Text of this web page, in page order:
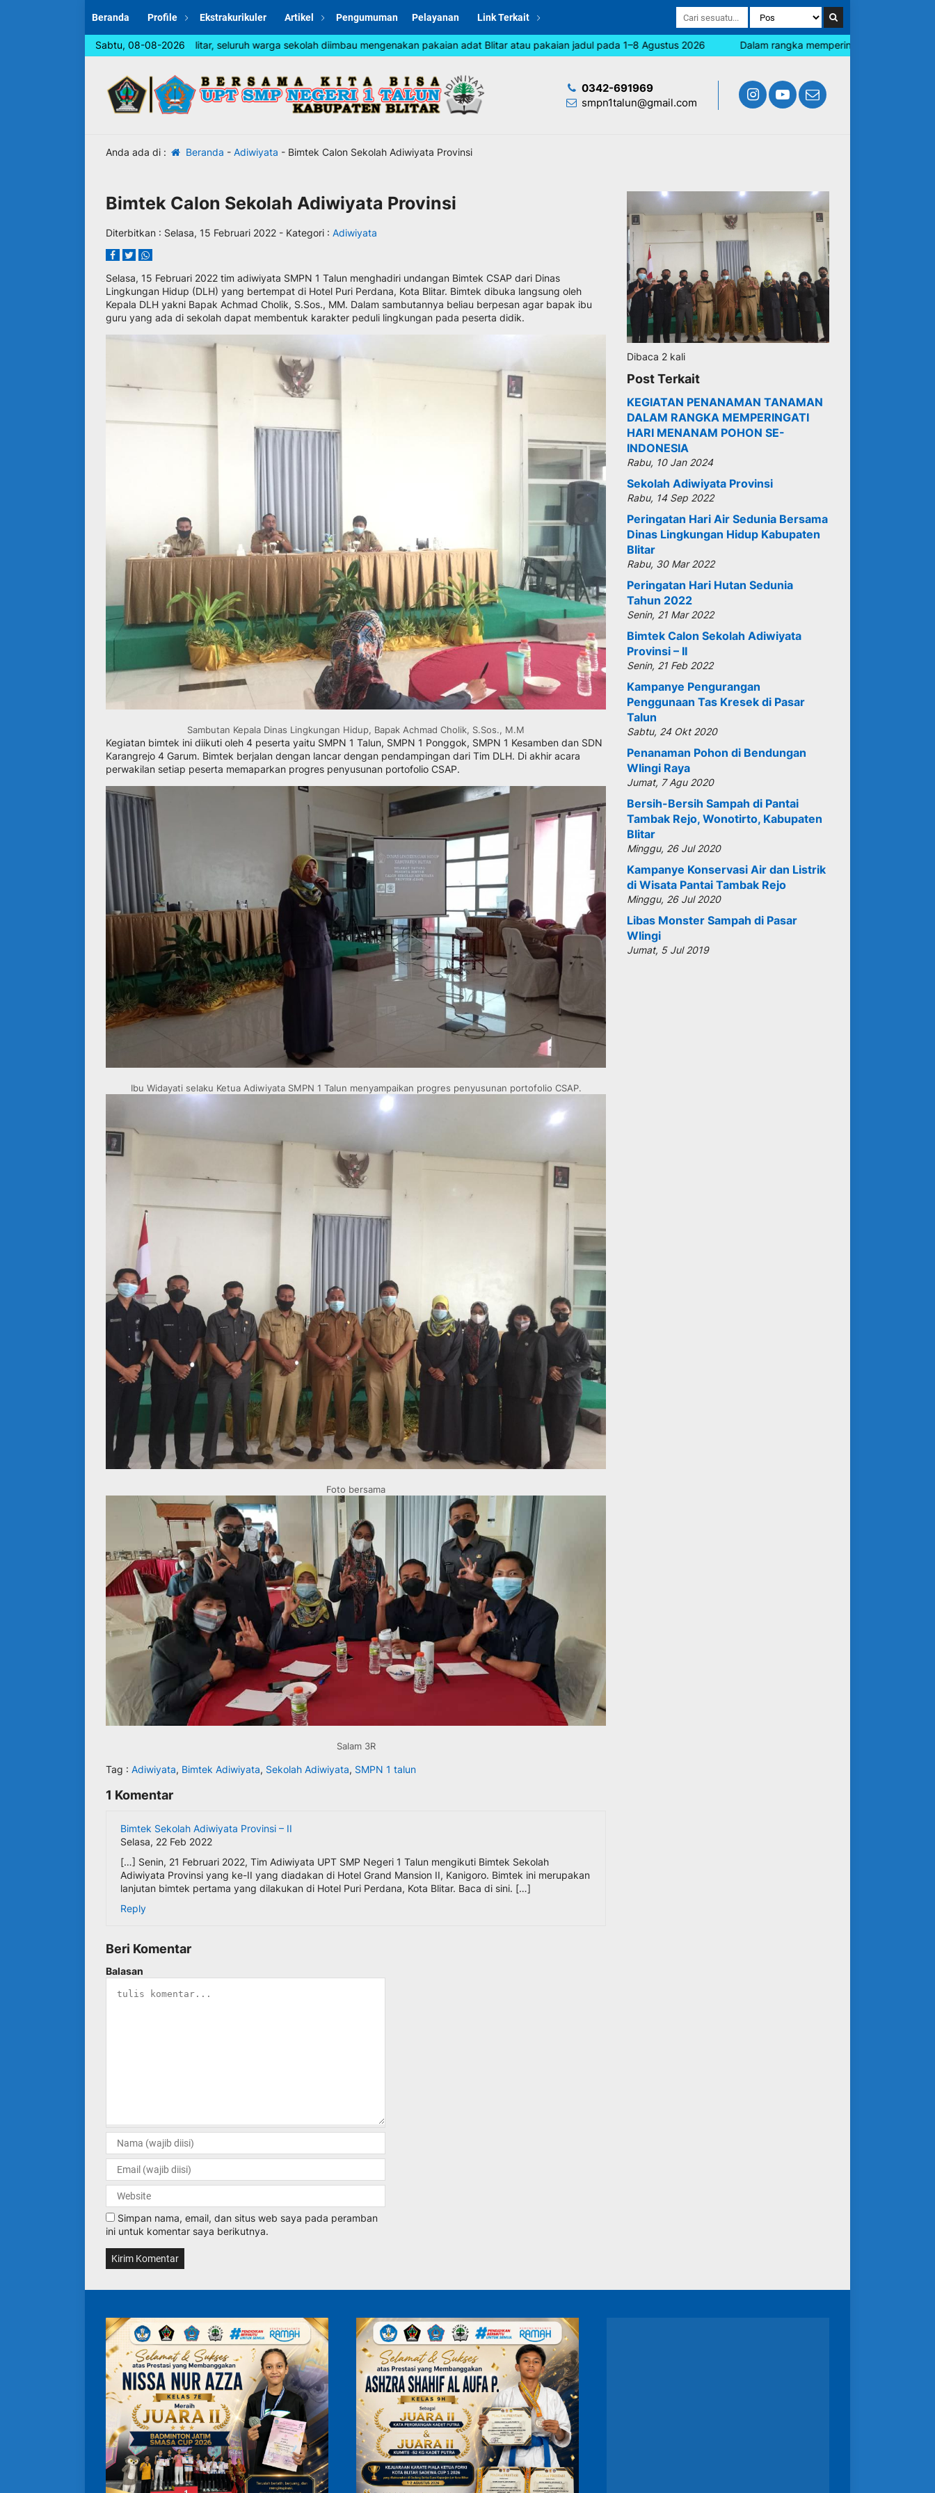
Beranda Profile Ekstrakurikuler Artikel Pengumuman Pelayanan Link Terkait
Sabtu, 08-08-2026
memperingati Hari Jadi Blitar, seluruh warga sekolah diimbau mengenakan pakaian adat Blitar atau pakaian jadul pada 1–8 Agustus 2026 Dalam rangka memperingati Hari Jadi Blitar, seluruh
0342-691969
smpn1talun@gmail.com
Anda ada di : Beranda - Adiwiyata - Bimtek Calon Sekolah Adiwiyata Provinsi
Bimtek Calon Sekolah Adiwiyata Provinsi
Diterbitkan : Selasa, 15 Februari 2022 - Kategori : Adiwiyata
Selasa, 15 Februari 2022 tim adiwiyata SMPN 1 Talun menghadiri undangan Bimtek CSAP dari Dinas
Lingkungan Hidup (DLH) yang bertempat di Hotel Puri Perdana, Kota Blitar. Bimtek dibuka langsung oleh
Kepala DLH yakni Bapak Achmad Cholik, S.Sos., MM. Dalam sambutannya beliau berpesan agar bapak ibu
guru yang ada di sekolah dapat membentuk karakter peduli lingkungan pada peserta didik.
Sambutan Kepala Dinas Lingkungan Hidup, Bapak Achmad Cholik, S.Sos., M.M
Kegiatan bimtek ini diikuti oleh 4 peserta yaitu SMPN 1 Talun, SMPN 1 Ponggok, SMPN 1 Kesamben dan SDN
Karangrejo 4 Garum. Bimtek berjalan dengan lancar dengan pendampingan dari Tim DLH. Di akhir acara
perwakilan setiap peserta memaparkan progres penyusunan portofolio CSAP.
Ibu Widayati selaku Ketua Adiwiyata SMPN 1 Talun menyampaikan progres penyusunan portofolio CSAP.
Foto bersama
Salam 3R
Tag : Adiwiyata, Bimtek Adiwiyata, Sekolah Adiwiyata, SMPN 1 talun
1 Komentar
Bimtek Sekolah Adiwiyata Provinsi – II
Selasa, 22 Feb 2022
[…] Senin, 21 Februari 2022, Tim Adiwiyata UPT SMP Negeri 1 Talun mengikuti Bimtek Sekolah
Adiwiyata Provinsi yang ke-II yang diadakan di Hotel Grand Mansion II, Kanigoro. Bimtek ini merupakan
lanjutan bimtek pertama yang dilakukan di Hotel Puri Perdana, Kota Blitar. Baca di sini. […]
Reply
Beri Komentar
Balasan
Simpan nama, email, dan situs web saya pada peramban
ini untuk komentar saya berikutnya.
Dibaca 2 kali
Post Terkait
KEGIATAN PENANAMAN TANAMAN
DALAM RANGKA MEMPERINGATI
HARI MENANAM POHON SE-
INDONESIA
Rabu, 10 Jan 2024
Sekolah Adiwiyata Provinsi
Rabu, 14 Sep 2022
Peringatan Hari Air Sedunia Bersama
Dinas Lingkungan Hidup Kabupaten
Blitar
Rabu, 30 Mar 2022
Peringatan Hari Hutan Sedunia
Tahun 2022
Senin, 21 Mar 2022
Bimtek Calon Sekolah Adiwiyata
Provinsi – II
Senin, 21 Feb 2022
Kampanye Pengurangan
Penggunaan Tas Kresek di Pasar
Talun
Sabtu, 24 Okt 2020
Penanaman Pohon di Bendungan
Wlingi Raya
Jumat, 7 Agu 2020
Bersih-Bersih Sampah di Pantai
Tambak Rejo, Wonotirto, Kabupaten
Blitar
Minggu, 26 Jul 2020
Kampanye Konservasi Air dan Listrik
di Wisata Pantai Tambak Rejo
Minggu, 26 Jul 2020
Libas Monster Sampah di Pasar
Wlingi
Jumat, 5 Jul 2019